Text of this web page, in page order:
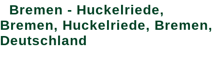
Bremen - Huckelriede,
Bremen, Huckelriede, Bremen,
Deutschland